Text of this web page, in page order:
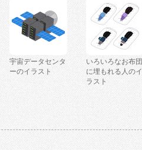
宇宙データセンタ
ーのイラスト
いろいろなお布団
に埋もれる人のイ
ラスト